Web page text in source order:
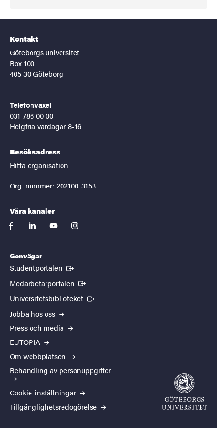
Kontakt
Göteborgs universitet
Box 100
405 30 Göteborg
Telefonväxel
031-786 00 00
Helgfria vardagar 8-16
Besöksadress
Hitta organisation
Org. nummer: 202100-3153
Våra kanaler
facebooklinkedinyoutubeinstagram
Genvägar
Studentportalen (Extern länk)
Medarbetarportalen (Extern länk)
Universitetsbiblioteket (Extern länk)
Jobba hos oss
Press och media
EUTOPIA
Om webbplatsen
Behandling av personuppgifter
Cookie-inställningar
Tillgänglighetsredogörelse